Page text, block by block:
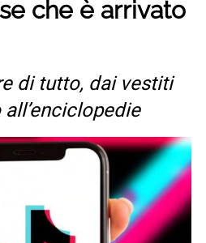
che è arrivato
di tutto, dai vestiti